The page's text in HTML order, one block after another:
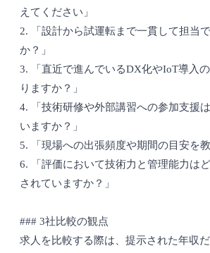
えてください」
2. 「設計から試運転まで一貫して担当
か？」
3. 「直近で進んでいるDX化やIoT導入
りますか？」
4. 「技術研修や外部講習への参加支援
いますか？」
5. 「現場への出張頻度や期間の目安を
6. 「評価において技術力と管理能力は
されていますか？」
### 3社比較の観点
求人を比較する際は、提示された年収